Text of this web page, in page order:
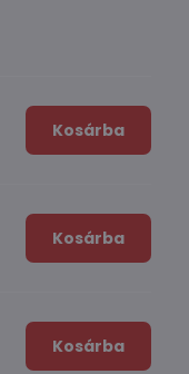
Kosárba
Kosárba
Kosárba